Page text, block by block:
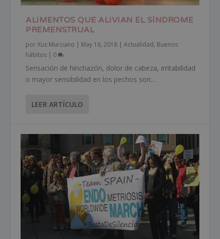
ALIMENTOS QUE ALIVIAN EL SÍNDROME
PREMENSTRUAL
porXus Murciano | May 16, 2018 |Actualidad, Buenos
hábitos | 0
Sensación de hinchazón, dolor de cabeza, irritabilidad
o mayor sensibilidad en los pechos son...
LEER ARTÍCULO